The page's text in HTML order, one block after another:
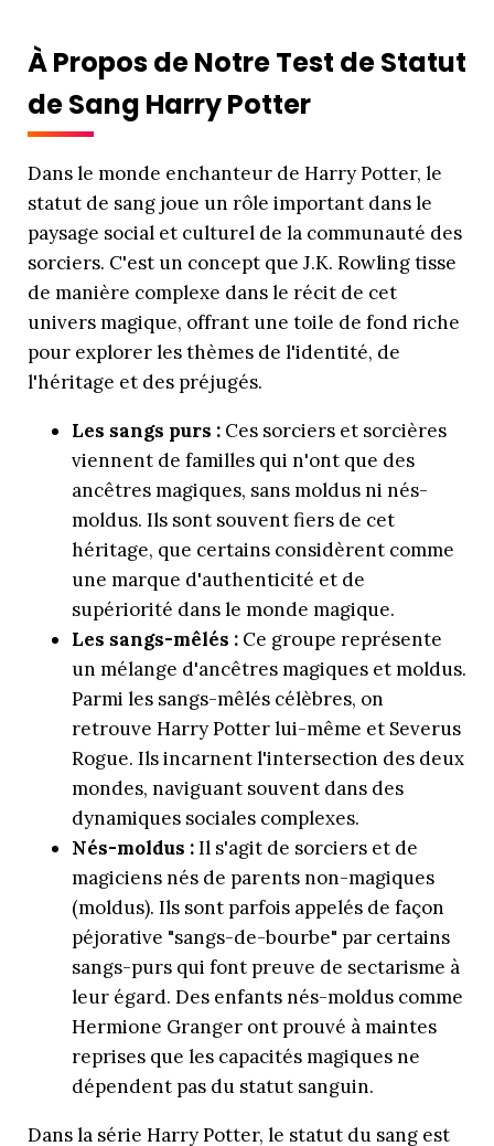
À Propos de Notre Test de Statut
de Sang Harry Potter
Dans le monde enchanteur de Harry Potter, le
statut de sang joue un rôle important dans le
paysage social et culturel de la communauté des
sorciers. C'est un concept que J.K. Rowling tisse
de manière complexe dans le récit de cet
univers magique, offrant une toile de fond riche
pour explorer les thèmes de l'identité, de
l'héritage et des préjugés.
Les sangs purs : Ces sorciers et sorcières
viennent de familles qui n'ont que des
ancêtres magiques, sans moldus ni nés-
moldus. Ils sont souvent fiers de cet
héritage, que certains considèrent comme
une marque d'authenticité et de
supériorité dans le monde magique.
Les sangs-mêlés : Ce groupe représente
un mélange d'ancêtres magiques et moldus.
Parmi les sangs-mêlés célèbres, on
retrouve Harry Potter lui-même et Severus
Rogue. Ils incarnent l'intersection des deux
mondes, naviguant souvent dans des
dynamiques sociales complexes.
Nés-moldus :Il s'agit de sorciers et de
magiciens nés de parents non-magiques
(moldus). Ils sont parfois appelés de façon
péjorative "sangs-de-bourbe" par certains
sangs-purs qui font preuve de sectarisme à
leur égard. Des enfants nés-moldus comme
Hermione Granger ont prouvé à maintes
reprises que les capacités magiques ne
dépendent pas du statut sanguin.
Dans la série Harry Potter, le statut du sang est